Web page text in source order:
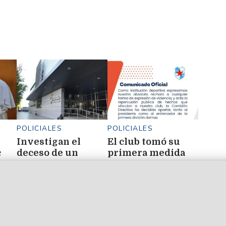
POLICIALES
Investigan el
deceso de un
POLICIALES
El club tomó su
primera medida